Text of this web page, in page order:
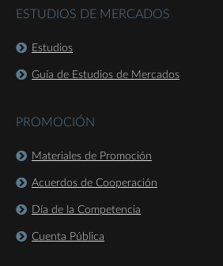
ESTUDIOS DE MERCADOS
Estudios
Guía de Estudios de Mercados
PROMOCIÓN
Materiales de Promoción
Acuerdos de Cooperación
Día de la Competencia
Cuenta Pública